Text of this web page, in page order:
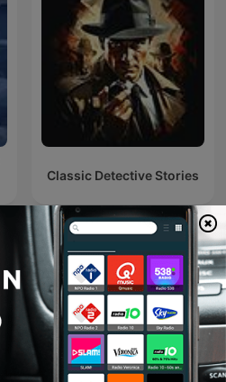
Classic Detective Stories